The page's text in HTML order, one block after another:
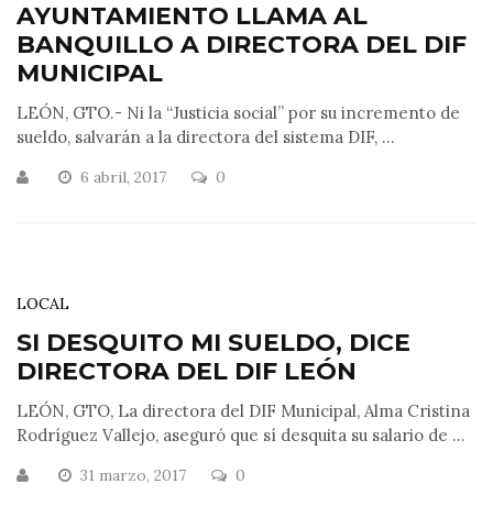
AYUNTAMIENTO LLAMA AL
BANQUILLO A DIRECTORA DEL DIF
MUNICIPAL
LEÓN, GTO.- Ni la “Justicia social” por su incremento de
sueldo, salvarán a la directora del sistema DIF, ...
6 abril, 2017 0
LOCAL
SI DESQUITO MI SUELDO, DICE
DIRECTORA DEL DIF LEÓN
LEÓN, GTO, La directora del DIF Municipal, Alma Cristina
Rodríguez Vallejo, aseguró que sí desquita su salario de ...
31 marzo, 2017 0